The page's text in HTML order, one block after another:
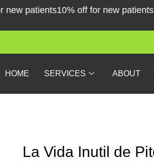
Skip
patients10% off for new patients10%
HOME SERVICES ABOUT
La Vida Inutil de